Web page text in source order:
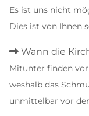
Es ist uns nicht
Dies ist von Ihnen
 Wann die
Mitunter finden
weshalb das
unmittelbar vor